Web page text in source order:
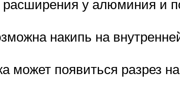
у алюминия и
накипь на
может появиться разрез